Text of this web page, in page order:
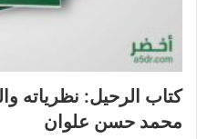
كتاب الرحيل: نظرياته
محمد حسن علوان